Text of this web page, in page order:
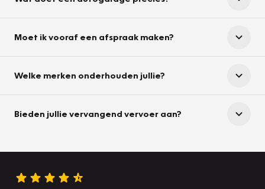
Moet ik vooraf een afspraak maken?
Welke merken onderhouden jullie?
Bieden jullie vervangend vervoer aan?